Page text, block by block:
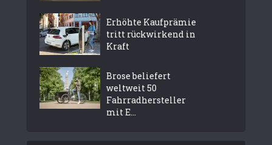
Erhöhte Kaufprämie
tritt rückwirkend in
Kraft
Brose beliefert
weltweit 50
Fahrradhersteller
mit E...